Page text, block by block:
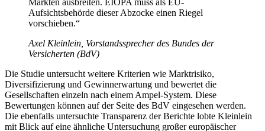
Märkten ausbreiten. EIOPA muss als EU-
Aufsichtsbehörde dieser Abzocke einen Riegel
vorschieben.“
Axel Kleinlein, Vorstandssprecher des Bundes der
Versicherten (BdV)
Die Studie untersucht weitere Kriterien wie Marktrisiko,
Diversifizierung und Gewinnerwartung und bewertet die
Gesellschaften einzeln nach einem Ampel-System. Diese
Bewertungen können auf der Seite des BdV eingesehen werden.
Die ebenfalls untersuchte Transparenz der Berichte lobte Kleinlein
mit Blick auf eine ähnliche Untersuchung großer europäischer